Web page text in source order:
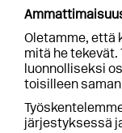
Oletamme, että
mitä he
luonnolliseksi
toisilleen
järjestyksessä